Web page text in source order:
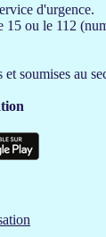
d'urgence.
15 ou le 112
et soumises au